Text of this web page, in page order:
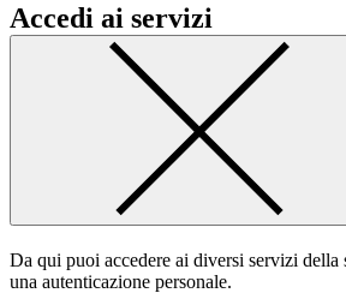
Accedi ai servizi
Da qui puoi accedere ai diversi servizi della
una autenticazione personale.